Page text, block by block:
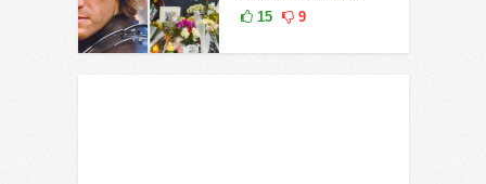
15 9